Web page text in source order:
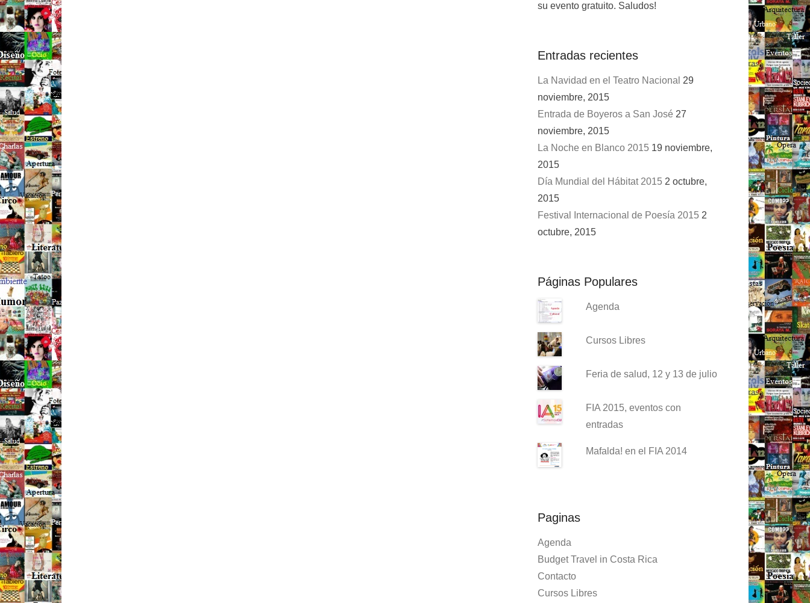
su evento gratuito. Saludos!
Entradas recientes
La Navidad en el Teatro Nacional 29
noviembre, 2015
Entrada de Boyeros a San José 27
noviembre, 2015
La Noche en Blanco 2015 19 noviembre,
2015
Día Mundial del Hábitat 2015 2 octubre,
2015
Festival Internacional de Poesía 2015 2
octubre, 2015
Páginas Populares
Agenda
Cursos Libres
Feria de salud, 12 y 13 de julio
FIA 2015, eventos con
entradas
Mafalda! en el FIA 2014
Paginas
Agenda
Budget Travel in Costa Rica
Contacto
Cursos Libres